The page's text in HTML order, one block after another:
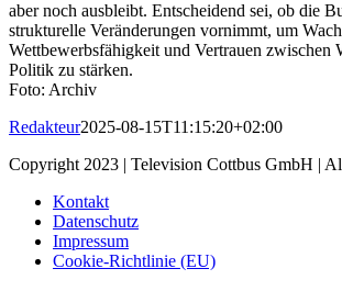
aber noch ausbleibt. Entscheidend sei, ob die
strukturelle Veränderungen vornimmt, um
Wettbewerbsfähigkeit und Vertrauen zwischen
Politik zu stärken.
Foto: Archiv
Redakteur2025-08-15T11:15:20+02:00
Copyright 2023 | Television Cottbus GmbH |
Kontakt
Datenschutz
Impressum
Cookie-Richtlinie (EU)